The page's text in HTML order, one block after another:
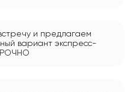
и предлагаем
вариант экспресс-